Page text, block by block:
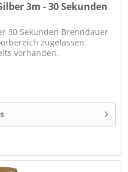
3m - 30 Sekunden
30 Sekunden Brenndauer
zugelassen.
vorhanden.